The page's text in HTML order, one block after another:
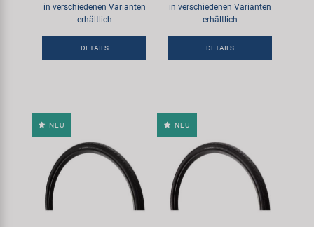
in verschiedenen Varianten
erhältlich
DETAILS
in verschiedenen Varianten
erhältlich
DETAILS
NEU NEU